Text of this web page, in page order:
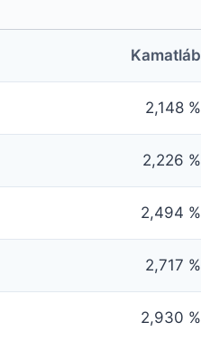
Kamatláb
2,148 %
2,226 %
2,494 %
2,717 %
2,930 %